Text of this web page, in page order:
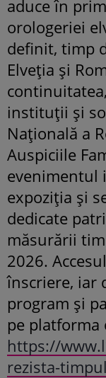
aduce în
orologeriei
definit, timp
Elveția și
instituții și
Națională a
Auspiciile
evenimentul
expoziția și
dedicate
măsurării
2026.
înscriere, iar
program și
pe platforma
https://
rezista-